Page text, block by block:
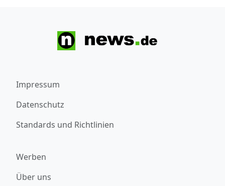
Impressum
Datenschutz
Standards und Richtlinien
Werben
Über uns